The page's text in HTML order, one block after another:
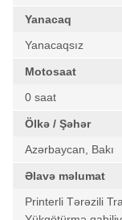
Yanacaq
Yanacaqsız
Motosaat
0 saat
Ölkə / Şəhər
Azərbaycan, Bakı
Əlavə məlumat
Printerli Tərəzili